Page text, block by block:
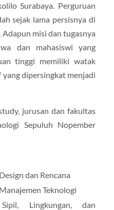
Surabaya. Perguruan
sejak lama persisnya di
misi dan tugasnya
dan mahasiswi yang
tinggi memiliki watak
dipersingkat menjadi
jurusan dan fakultas
Sepuluh Nopember
dan Rencana
Teknologi
Lingkungan, dan